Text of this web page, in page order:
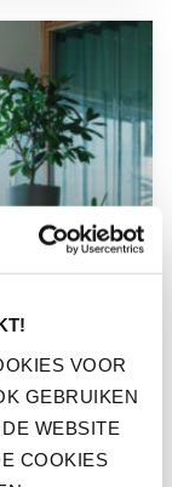
VOOR
GEBRUIKEN
WEBSITE
COOKIES